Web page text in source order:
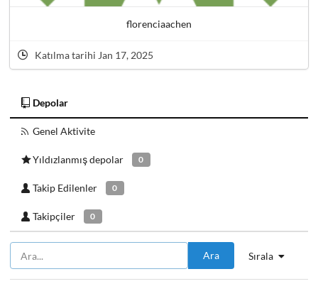
florenciaachen
Katılma tarihi Jan 17, 2025
Depolar
Genel Aktivite
Yıldızlanmış depolar 0
Takip Edilenler 0
Takipçiler 0
Sırala
Ara